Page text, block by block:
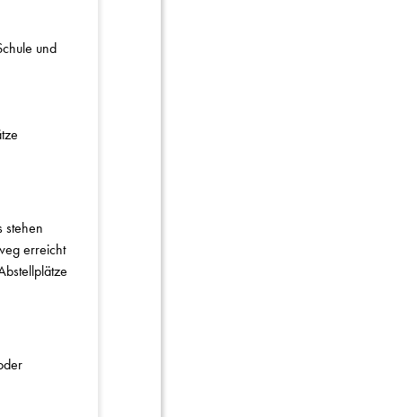
und
stehen
erreicht